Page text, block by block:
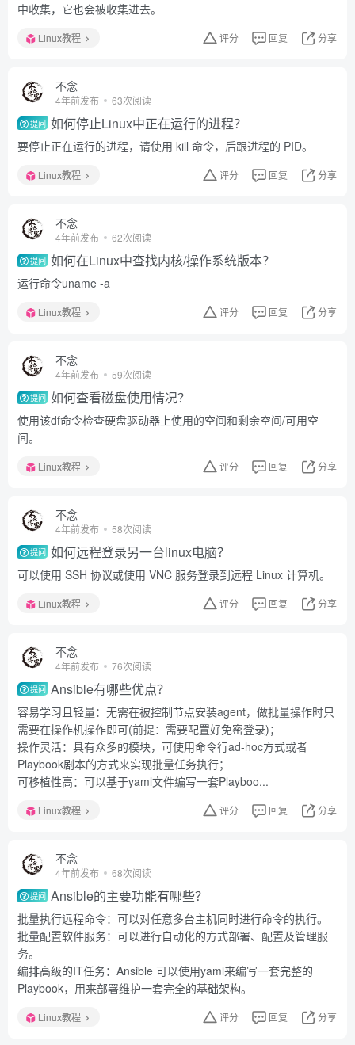
中收集，它也会被收集进去。
Linux教程 评分 回复 分享
不念
4年前发布 63次阅读
提问 如何停止Linux中正在运行的进程？
要停止正在运行的进程，请使用 kill 命令，后跟进程的 PID。
Linux教程 评分 回复 分享
不念
4年前发布 62次阅读
提问 如何在Linux中查找内核/操作系统版本？
运行命令uname -a
Linux教程 评分 回复 分享
不念
4年前发布 59次阅读
提问 如何查看磁盘使用情况？
使用该df命令检查硬盘驱动器上使用的空间和剩余空间/可用空
间。
Linux教程 评分 回复 分享
不念
4年前发布 58次阅读
提问 如何远程登录另一台linux电脑？
可以使用 SSH 协议或使用 VNC 服务登录到远程 Linux 计算机。
Linux教程 评分 回复 分享
不念
4年前发布 76次阅读
提问 Ansible有哪些优点？
容易学习且轻量：无需在被控制节点安装agent，做批量操作时只
需要在操作机操作即可(前提：需要配置好免密登录)；
操作灵活：具有众多的模块，可使用命令行ad-hoc方式或者
Playbook剧本的方式来实现批量任务执行；
可移植性高：可以基于yaml文件编写一套Playboo...
Linux教程 评分 回复 分享
不念
4年前发布 68次阅读
提问 Ansible的主要功能有哪些？
批量执行远程命令：可以对任意多台主机同时进行命令的执行。
批量配置软件服务：可以进行自动化的方式部署、配置及管理服
务。
编排高级的IT任务：Ansible 可以使用yaml来编写一套完整的
Playbook，用来部署维护一套完全的基础架构。
Linux教程 评分 回复 分享